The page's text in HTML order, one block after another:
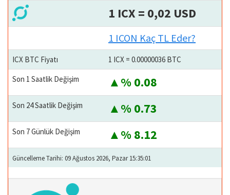
1 ICX = 0,02 USD
1 ICON Kaç TL Eder?
ICX BTC Fiyatı
1 ICX = 0.00000036 BTC
Son 1 Saatlik Değişim
% 0.08
Son 24 Saatlik Değişim % 0.73
Son 7 Günlük Değişim % 8.12
Güncelleme Tarihi: 09 Ağustos 2026, Pazar 15:35:01